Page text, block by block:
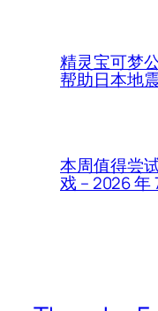
精灵宝可梦
帮助日本地
本周值得尝
戏 – 2026 年